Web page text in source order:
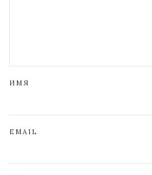
ИМЯ
EMAIL